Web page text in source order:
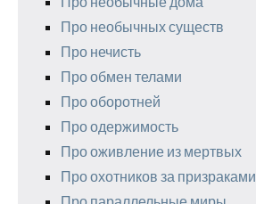
Про необычных существ
Про нечисть
Про обмен телами
Про оборотней
Про одержимость
Про оживление из мертвых
Про охотников за призраками